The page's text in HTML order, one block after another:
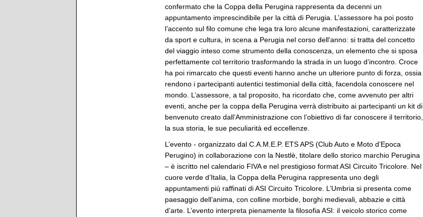
confermato che la Coppa della Perugina rappresenta da decenni un
appuntamento imprescindibile per la città di Perugia. L’assessore ha poi posto
l’accento sul filo comune che lega tra loro alcune manifestazioni, caratterizzate
da sport e cultura, in scena a Perugia nel corso dell’anno: si tratta del concetto
del viaggio inteso come strumento della conoscenza, un elemento che si sposa
perfettamente col territorio trasformando la strada in un luogo d’incontro. Croce
ha poi rimarcato che questi eventi hanno anche un ulteriore punto di forza, ossia
rendono i partecipanti autentici testimonial della città, facendola conoscere nel
mondo. L’assessore, a tal proposito, ha ricordato che, come avvenuto per altri
eventi, anche per la coppa della Perugina verrà distribuito ai partecipanti un kit di
benvenuto creato dall’Amministrazione con l’obiettivo di far conoscere il territorio,
la sua storia, le sue peculiarità ed eccellenze.
L’evento - organizzato dal C.A.M.E.P. ETS APS (Club Auto e Moto d’Epoca
Perugino) in collaborazione con la Nestlè, titolare dello storico marchio Perugina
– è iscritto nel calendario FIVA e nel prestigioso format ASI Circuito Tricolore. Nel
cuore verde d’Italia, la Coppa della Perugina rappresenta uno degli
appuntamenti più raffinati di ASI Circuito Tricolore. L’Umbria si presenta come
paesaggio dell’anima, con colline morbide, borghi medievali, abbazie e città
d’arte. L’evento interpreta pienamente la filosofia ASI: il veicolo storico come